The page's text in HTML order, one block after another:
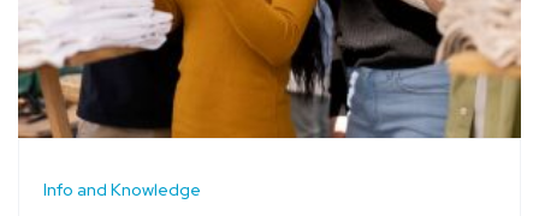
Info and Knowledge